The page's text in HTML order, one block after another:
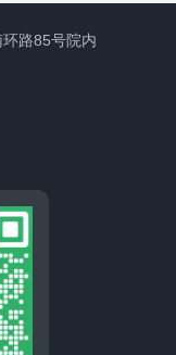
路85号院内